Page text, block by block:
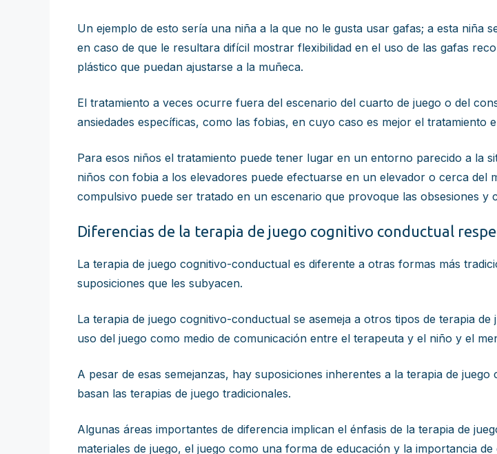
Un ejemplo de esto sería una niña a la que no le gusta usar gafas; a esta
en caso de que le resultara difícil mostrar flexibilidad en el uso de las gafas
plástico que puedan ajustarse a la muñeca.
El tratamiento a veces ocurre fuera del escenario del cuarto de juego o del
ansiedades específicas, como las fobias, en cuyo caso es mejor el tratamiento
Para esos niños el tratamiento puede tener lugar en un entorno parecido a la
niños con fobia a los elevadores puede efectuarse en un elevador o cerca
compulsivo puede ser tratado en un escenario que provoque las obsesiones y
Diferencias de la terapia de juego cognitivo conductual
La terapia de juego cognitivo-conductual es diferente a otras formas más
suposiciones que les subyacen.
La terapia de juego cognitivo-conductual se asemeja a otros tipos de terapia
uso del juego como medio de comunicación entre el terapeuta y el niño y el
A pesar de esas semejanzas, hay suposiciones inherentes a la terapia de
basan las terapias de juego tradicionales.
Algunas áreas importantes de diferencia implican el énfasis de la terapia de
materiales de juego, el juego como una forma de educación y la importancia